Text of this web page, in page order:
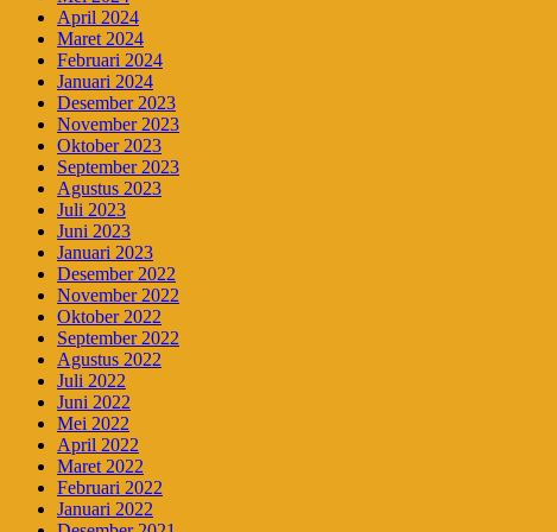
April 2024
Maret 2024
Februari 2024
Januari 2024
Desember 2023
November 2023
Oktober 2023
September 2023
Agustus 2023
Juli 2023
Juni 2023
Januari 2023
Desember 2022
November 2022
Oktober 2022
September 2022
Agustus 2022
Juli 2022
Juni 2022
Mei 2022
April 2022
Maret 2022
Februari 2022
Januari 2022